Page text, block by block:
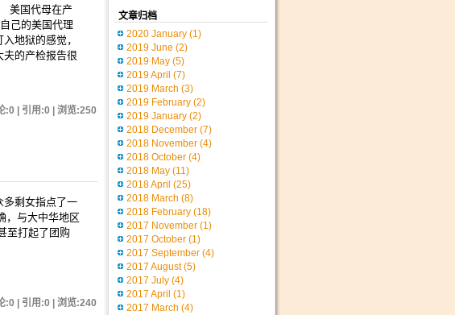
美国代母在产
己的美国代理
地狱的感觉，
的产检报告很
:0 | 引用:0 | 浏览:250
多剩女指点了一
，与大中华地区
至打起了团购
:0 | 引用:0 | 浏览:240
文章归档
2020 January (1)
2019 June (2)
2019 May (5)
2019 April (7)
2019 March (3)
2019 February (2)
2019 January (2)
2018 December (7)
2018 November (4)
2018 October (4)
2018 May (11)
2018 April (25)
2018 March (8)
2018 February (18)
2017 November (1)
2017 October (1)
2017 September (4)
2017 August(5)
2017 July (4)
2017 April (1)
2017 March (4)